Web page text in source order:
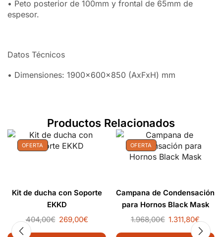
• Peto posterior de 100mm y frontal de 65mm de
espesor.
Datos Técnicos
• Dimensiones: 1900x600x850 (AxFxH) mm
Productos Relacionados
OFERTA
Kit de ducha con Soporte
EKKD
404,00€ 269,00€
OFERTA
Campana de Condensación
para Hornos Black Mask
1.968,00€ 1.311,80€